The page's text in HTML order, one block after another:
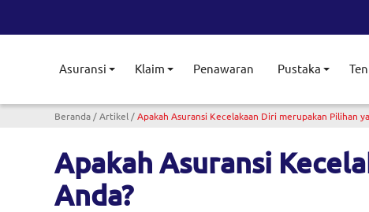
Asuransi
Toggle submenu
Klaim
Toggle submenu
Penawaran Pustaka
Breadcrumb
Beranda Artikel Apakah Asuransi Kecelakaan Diri merupakan Pilihan
Apakah Asuransi
Anda?